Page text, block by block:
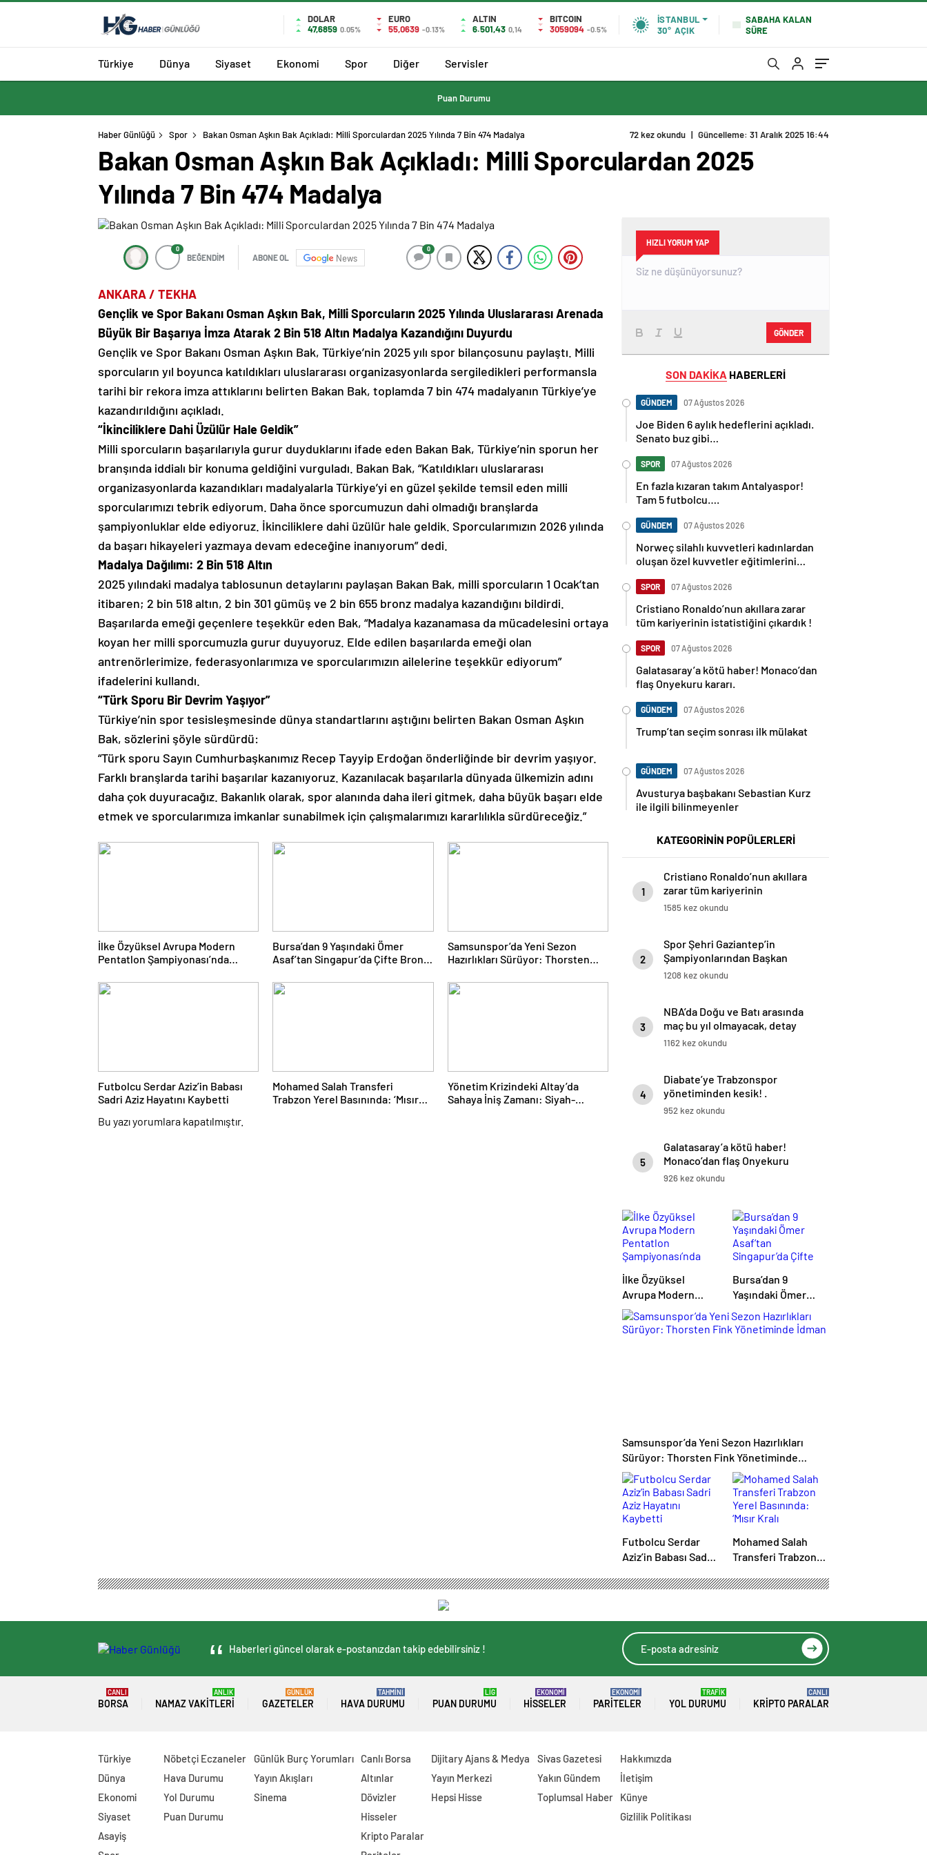
DOLAR
47,6859 0.05%
EURO
55,0639 -0.13%
ALTIN
6.501,43 0,14
BITCOIN
3059094 -0.5%
İSTANBUL
30° AÇIK
SABAHA KALAN
SÜRE
Türkiye Dünya Siyaset Ekonomi Spor Diğer Servisler
Puan Durumu
Haber Günlüğü Spor Bakan Osman Aşkın Bak Açıkladı: Milli Sporculardan 2025 Yılında 7 Bin 474 Madalya 72 kez okundu | Güncelleme: 31 Aralık 2025 16:44
Bakan Osman Aşkın Bak Açıkladı: Milli Sporculardan 2025
Yılında 7 Bin 474 Madalya
0
BEĞENDİM ABONE OL News
0
ANKARA / TEKHA
Gençlik ve Spor Bakanı Osman Aşkın Bak, Milli Sporcuların 2025 Yılında Uluslararası Arenada
Büyük Bir Başarıya İmza Atarak 2 Bin 518 Altın Madalya Kazandığını Duyurdu
Gençlik ve Spor Bakanı Osman Aşkın Bak, Türkiye’nin 2025 yılı spor bilançosunu paylaştı. Milli
sporcuların yıl boyunca katıldıkları uluslararası organizasyonlarda sergiledikleri performansla
tarihi bir rekora imza attıklarını belirten Bakan Bak, toplamda 7 bin 474 madalyanın Türkiye’ye
kazandırıldığını açıkladı.
“İkinciliklere Dahi Üzülür Hale Geldik”
Milli sporcuların başarılarıyla gurur duyduklarını ifade eden Bakan Bak, Türkiye’nin sporun her
branşında iddialı bir konuma geldiğini vurguladı. Bakan Bak, “Katıldıkları uluslararası
organizasyonlarda kazandıkları madalyalarla Türkiye’yi en güzel şekilde temsil eden milli
sporcularımızı tebrik ediyorum. Daha önce sporcumuzun dahi olmadığı branşlarda
şampiyonluklar elde ediyoruz. İkinciliklere dahi üzülür hale geldik. Sporcularımızın 2026 yılında
da başarı hikayeleri yazmaya devam edeceğine inanıyorum” dedi.
Madalya Dağılımı: 2 Bin 518 Altın
2025 yılındaki madalya tablosunun detaylarını paylaşan Bakan Bak, milli sporcuların 1 Ocak’tan
itibaren; 2 bin 518 altın, 2 bin 301 gümüş ve 2 bin 655 bronz madalya kazandığını bildirdi.
Başarılarda emeği geçenlere teşekkür eden Bak, “Madalya kazanamasa da mücadelesini ortaya
koyan her milli sporcumuzla gurur duyuyoruz. Elde edilen başarılarda emeği olan
antrenörlerimize, federasyonlarımıza ve sporcularımızın ailelerine teşekkür ediyorum”
ifadelerini kullandı.
“Türk Sporu Bir Devrim Yaşıyor”
Türkiye’nin spor tesisleşmesinde dünya standartlarını aştığını belirten Bakan Osman Aşkın
Bak, sözlerini şöyle sürdürdü:
“Türk sporu Sayın Cumhurbaşkanımız Recep Tayyip Erdoğan önderliğinde bir devrim yaşıyor.
Farklı branşlarda tarihi başarılar kazanıyoruz. Kazanılacak başarılarla dünyada ülkemizin adını
daha çok duyuracağız. Bakanlık olarak, spor alanında daha ileri gitmek, daha büyük başarı elde
etmek ve sporcularımıza imkanlar sunabilmek için çalışmalarımızı kararlılıkla sürdüreceğiz.”
İlke Özyüksel Avrupa Modern
Pentatlon Şampiyonası’nda
Bursa’dan 9 Yaşındaki Ömer
Asaf’tan Singapur’da Çifte Bronz
Samsunspor’da Yeni Sezon
Hazırlıkları Sürüyor: Thorsten
Futbolcu Serdar Aziz’in Babası
Sadri Aziz Hayatını Kaybetti
Mohamed Salah Transferi
Trabzon Yerel Basınında: ‘Mısır
Yönetim Krizindeki Altay’da
Sahaya İniş Zamanı: Siyah-
Bu yazı yorumlara kapatılmıştır.
HIZLI YORUM YAP
GÖNDER
SON DAKİKA HABERLERİ
GÜNDEM 07 Ağustos 2026
Joe Biden 6 aylık hedeflerini açıkladı.
Senato buz gibi…
SPOR 07 Ağustos 2026
En fazla kızaran takım Antalyaspor!
Tam 5 futbolcu….
GÜNDEM 07 Ağustos 2026
Norweç silahlı kuvvetleri kadınlardan
oluşan özel kuvvetler eğitimlerini
SPOR 07 Ağustos 2026
Cristiano Ronaldo’nun akıllara zarar
tüm kariyerinin istatistiğini çıkardık !
SPOR 07 Ağustos 2026
Galatasaray’a kötü haber! Monaco’dan
flaş Onyekuru kararı.
GÜNDEM 07 Ağustos 2026
Trump’tan seçim sonrası ilk mülakat
GÜNDEM 07 Ağustos 2026
Avusturya başbakanı Sebastian Kurz
ile ilgili bilinmeyenler
KATEGORİNİN POPÜLERLERİ
1
Cristiano Ronaldo’nun akıllara
zarar tüm kariyerinin
istatistiğini çıkardık !
1585 kez okundu
2
Spor Şehri Gaziantep’in
Şampiyonlarından Başkan
Fatma Şahin’e Ziyaret!
1208 kez okundu
3
NBA’da Doğu ve Batı arasında
maç bu yıl olmayacak, detay
haberimizde.
1162 kez okundu
4
Diabate’ye Trabzonspor
yönetiminden kesik! .
952 kez okundu
5
Galatasaray’a kötü haber!
Monaco’dan flaş Onyekuru
kararı.
926 kez okundu
İlke Özyüksel
Avrupa Modern
Pentatlon
Şampiyonası’nda
Finale Yükseldi
Bursa’dan 9
Yaşındaki Ömer
Asaf’tan
Singapur’da Çifte
Samsunspor’da Yeni Sezon Hazırlıkları
Sürüyor: Thorsten Fink Yönetiminde
İdman
Futbolcu Serdar
Aziz’in Babası Sadri
Kaybetti
Mohamed Salah
Transferi Trabzon
‘Mısır Kralı
Haberleri güncel olarak e-postanızdan takip edebilirsiniz !
BORSA
CANLI
NAMAZ VAKITLERI
ANLIK
GAZETELER
GÜNLÜK
HAVA DURUMU
TAHMİNİ
PUAN DURUMU
LİG
HISSELER
EKONOMİ
PARITELER
EKONOMİ
YOL DURUMU
TRAFİK
KRIPTO PARALAR
CANLI
Türkiye
Dünya
Ekonomi
Siyaset
Asayiş
Nöbetçi Eczaneler
Hava Durumu
Yol Durumu
Puan Durumu
Günlük Burç Yorumları
Yayın Akışları
Sinema
Canlı Borsa
Altınlar
Dövizler
Hisseler
Kripto Paralar
Dijitary Ajans & Medya
Yayın Merkezi
Hepsi Hisse
Sivas Gazetesi
Yakın Gündem
Toplumsal Haber
Hakkımızda
İletişim
Künye
Gizlilik Politikası